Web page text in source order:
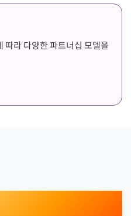
따라 다양한 파트너십 모델을